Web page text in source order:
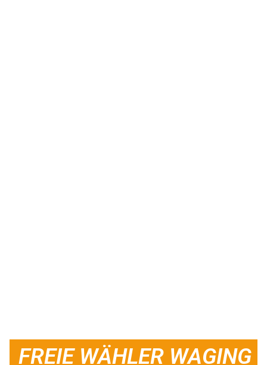
FREIE WÄHLER WAGING